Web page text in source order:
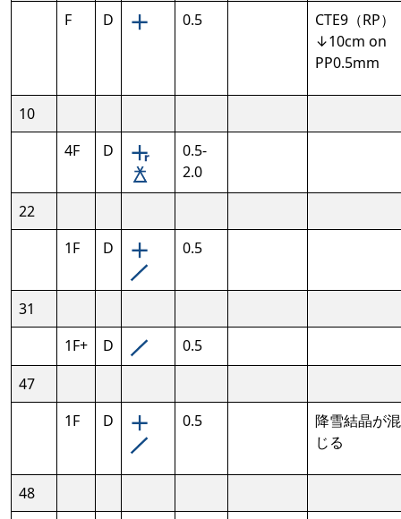
F
D 0.5
CTE9（RP）
↓10cm on
PP0.5mm
10
4F
D
0.5-
2.0
22
1F
D 0.5
31
1F+
D
0.5
47
1F
D 0.5
降雪結晶が混
じる
48